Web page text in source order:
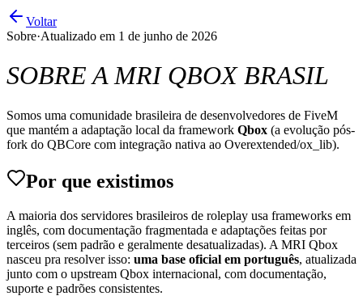
Voltar
Sobre·Atualizado em 1 de junho de 2026
SOBRE A MRI QBOX BRASIL
Somos uma comunidade brasileira de desenvolvedores de FiveM
que mantém a adaptação local da framework Qbox (a evolução pós-
fork do QBCore com integração nativa ao Overextended/ox_lib).
Por que existimos
A maioria dos servidores brasileiros de roleplay usa frameworks em
inglês, com documentação fragmentada e adaptações feitas por
terceiros (sem padrão e geralmente desatualizadas). A MRI Qbox
nasceu pra resolver isso: uma base oficial em português, atualizada
junto com o upstream Qbox internacional, com documentação,
suporte e padrões consistentes.